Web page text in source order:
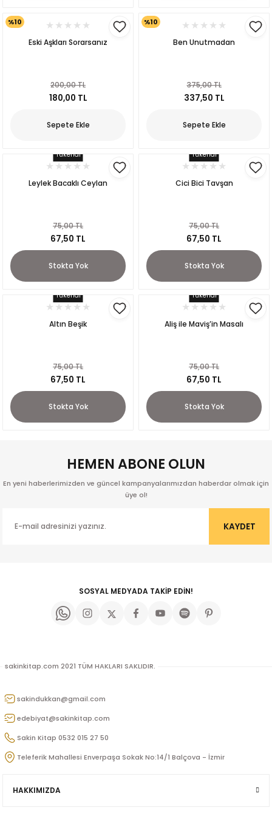
%10
Eski Aşkları Sorarsanız
200,00 TL
180,00 TL
Sepete Ekle
%10
Ben Unutmadan
375,00 TL
337,50 TL
Sepete Ekle
Tükendi
Leylek Bacaklı Ceylan
75,00 TL
67,50 TL
Stokta Yok
Tükendi
Cici Bici Tavşan
75,00 TL
67,50 TL
Stokta Yok
Tükendi
Altın Beşik
75,00 TL
67,50 TL
Stokta Yok
Tükendi
Aliş ile Maviş’in Masalı
75,00 TL
67,50 TL
Stokta Yok
HEMEN ABONE OLUN
En yeni haberlerimizden ve güncel kampanyalarımızdan haberdar olmak için
üye ol!
KAYDET
SOSYAL MEDYADA TAKİP EDİN!
sakinkitap.com 2021 TÜM HAKLARI SAKLIDIR.
sakindukkan@gmail.com
edebiyat@sakinkitap.com
Sakin Kitap 0532 015 27 50
Teleferik Mahallesi Enverpaşa Sokak No:14/1 Balçova - İzmir
HAKKIMIZDA